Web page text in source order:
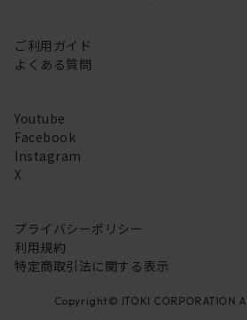
ご利用ガイド
よくある質問
Youtube
Facebook
Instagram
X
プライバシーポリシー
利用規約
特定商取引法に関する表示
Copyright© ITOKI CORPORATION